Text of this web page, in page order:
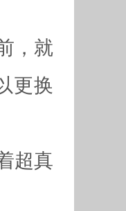
，就
更换
超真